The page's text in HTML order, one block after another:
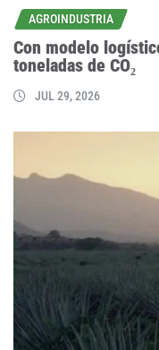
AGROINDUSTRIA
Con modelo
toneladas de CO₂
JUL 29, 2026